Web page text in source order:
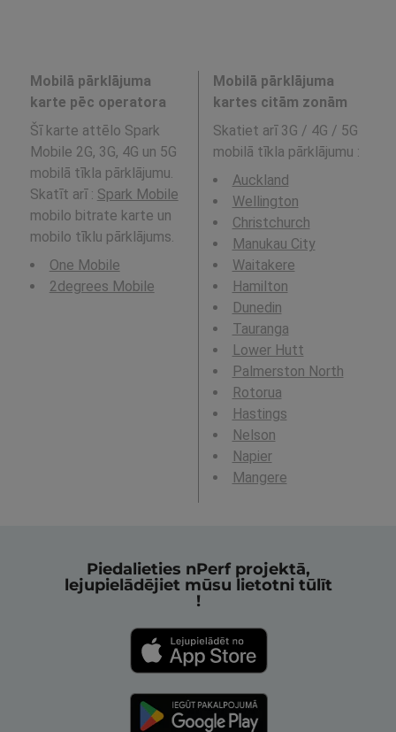
Mobilā pārklājuma
karte pēc operatora
Šī karte attēlo Spark
Mobile 2G, 3G, 4G un 5G
mobilā tīkla pārklājumu.
Skatīt arī : Spark Mobile
mobilo bitrate karte un
mobilo tīklu pārklājums.
One Mobile
2degrees Mobile
Mobilā pārklājuma
kartes citām zonām
Skatiet arī 3G / 4G / 5G
mobilā tīkla pārklājumu :
Auckland
Wellington
Christchurch
Manukau City
Waitakere
Hamilton
Dunedin
Tauranga
Lower Hutt
Palmerston North
Rotorua
Hastings
Nelson
Napier
Mangere
Piedalieties nPerf projektā,
lejupielādējiet mūsu lietotni tūlīt
!